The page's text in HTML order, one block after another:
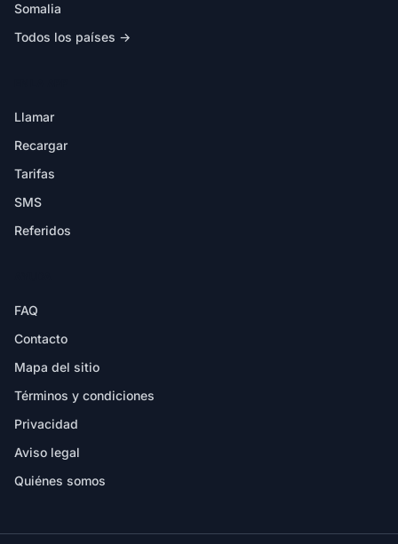
Somalia
Todos los países →
Llamar
Recargar
Tarifas
SMS
Referidos
FAQ
Contacto
Mapa del sitio
Términos y condiciones
Privacidad
Aviso legal
Quiénes somos